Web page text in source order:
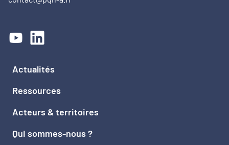
Actualités
Ressources
Acteurs & territoires
Qui sommes-nous ?